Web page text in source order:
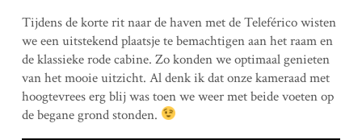
Tijdens de korte rit naar de haven met de Teleférico wisten
we een uitstekend plaatsje te bemachtigen aan het raam en
de klassieke rode cabine. Zo konden we optimaal genieten
van het mooie uitzicht. Al denk ik dat onze kameraad met
hoogtevrees erg blij was toen we weer met beide voeten op
de begane grond stonden.